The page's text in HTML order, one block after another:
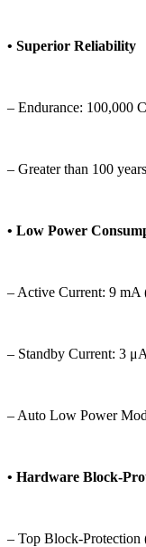
• Superior Reliability
– Endurance: 100,000
– Greater than 100
• Low Power
– Active Current: 9 mA
– Standby Current: 3
– Auto Low Power
• Hardware Block-
– Top Block-